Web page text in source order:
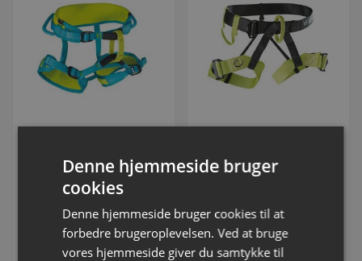
Varenummer: S71023
DKK 576,25
inkl. moms
Fra DKK 576,25
inkl. moms
Denne hjemmeside bruger
cookies
Denne hjemmeside bruger cookies til at
forbedre brugeroplevelsen. Ved at bruge
vores hjemmeside giver du samtykke til